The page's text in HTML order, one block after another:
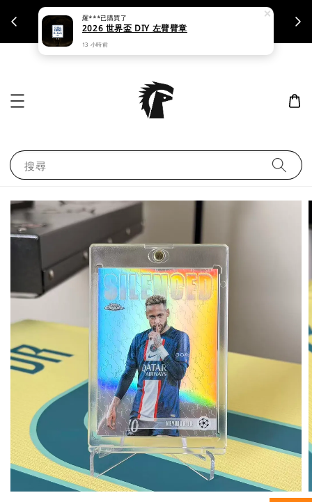
支援刷卡｜皆開立統一發票
搜尋
羅***已購買了
2026 世界盃 DIY 左臂臂章
13 小時前